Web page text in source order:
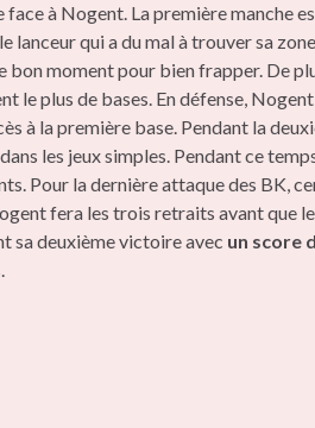
à Nogent. La première manche
qui a du mal à trouver sa
moment pour bien frapper. De
le plus de bases. En défense,
à la première base. Pendant la
les jeux simples. Pendant ce
Pour la dernière attaque des BK,
fera les trois retraits avant que
sa deuxième victoire avec un score